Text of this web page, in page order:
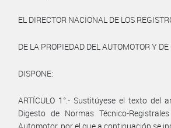
EL DIRECTOR NACIONAL DE LOS
DE LA PROPIEDAD DEL AUTOMOTOR Y
DISPONE:
ARTÍCULO 1°.- Sustitúyese el texto del
Digesto de Normas Técnico-